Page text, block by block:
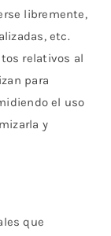
libremente,
etc.
relativos al
para
el uso
y
que